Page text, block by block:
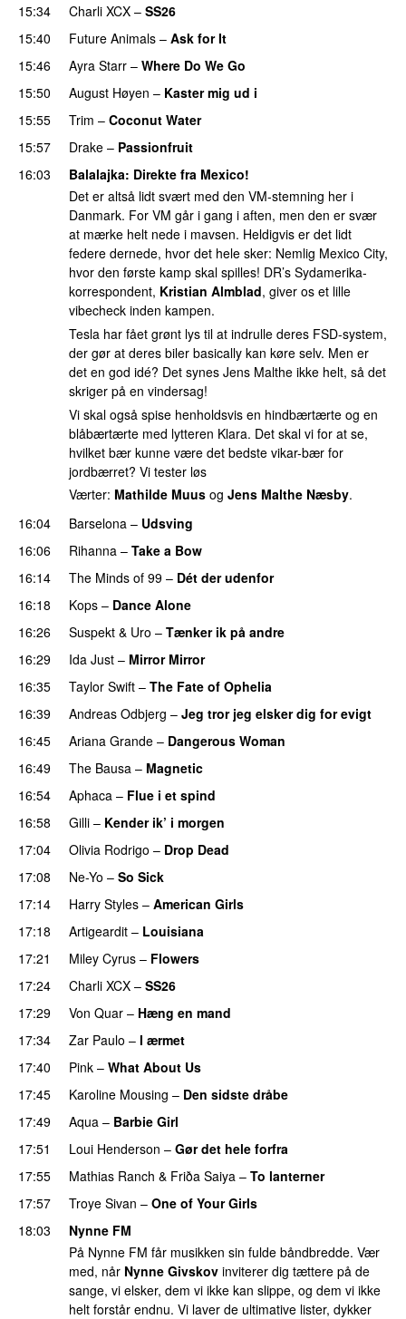
15:34
Charli XCX – SS26
15:40 Future Animals – Ask for It
15:46 Ayra Starr – Where Do We Go
15:50 August Høyen – Kaster mig ud i
15:55 Trim – Coconut Water
15:57
Drake – Passionfruit
16:03
Balalajka: Direkte fra Mexico!
Det er altså lidt svært med den VM-stemning her i
Danmark. For VM går i gang i aften, men den er svær
at mærke helt nede i mavsen. Heldigvis er det lidt
federe dernede, hvor det hele sker: Nemlig Mexico City,
hvor den første kamp skal spilles! DR’s Sydamerika-
korrespondent, Kristian Almblad, giver os et lille
vibecheck inden kampen.
Tesla har fået grønt lys til at indrulle deres FSD-system,
der gør at deres biler basically kan køre selv. Men er
det en god idé? Det synes Jens Malthe ikke helt, så det
skriger på en vindersag!
Vi skal også spise henholdsvis en hindbærtærte og en
blåbærtærte med lytteren Klara. Det skal vi for at se,
hvilket bær kunne være det bedste vikar-bær for
jordbærret? Vi tester løs
Værter: Mathilde Muus og Jens Malthe Næsby.
16:04
Barselona – Udsving
16:06 Rihanna – Take a Bow
16:14
The Minds of 99 – Dét der udenfor
16:18
Kops – Dance Alone
16:26 Suspekt & Uro – Tænker ik på andre
16:29
Ida Just – Mirror Mirror
16:35
Taylor Swift – The Fate of Ophelia
16:39
Andreas Odbjerg – Jeg tror jeg elsker dig for evigt
16:45
Ariana Grande – Dangerous Woman
16:49
The Bausa – Magnetic
16:54 Aphaca – Flue i et spind
16:58
Gilli – Kender ik’ i morgen
17:04
Olivia Rodrigo – Drop Dead
17:08
Ne-Yo – So Sick
17:14
Harry Styles – American Girls
17:18
Artigeardit – Louisiana
17:21
Miley Cyrus – Flowers
17:24
Charli XCX – SS26
17:29 Von Quar – Hæng en mand
17:34
Zar Paulo – I ærmet
17:40
Pink – What About Us
17:45
Karoline Mousing – Den sidste dråbe
17:49
Aqua – Barbie Girl
17:51
Loui Henderson – Gør det hele forfra
17:55
Mathias Ranch & Friða Saiya – To lanterner
17:57 Troye Sivan – One of Your Girls
18:03
Nynne FM
På Nynne FM får musikken sin fulde båndbredde. Vær
med, når Nynne Givskov inviterer dig tættere på de
sange, vi elsker, dem vi ikke kan slippe, og dem vi ikke
helt forstår endnu. Vi laver de ultimative lister, dykker